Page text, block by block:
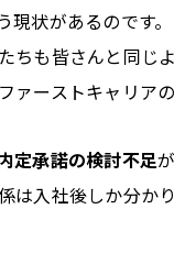
現状があるのです。
ちも皆さんと同じ
ァーストキャリア
定承諾の検討不足
は入社後しか分か